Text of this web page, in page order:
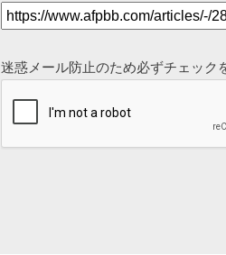
迷惑メール防止のため必ずチェック